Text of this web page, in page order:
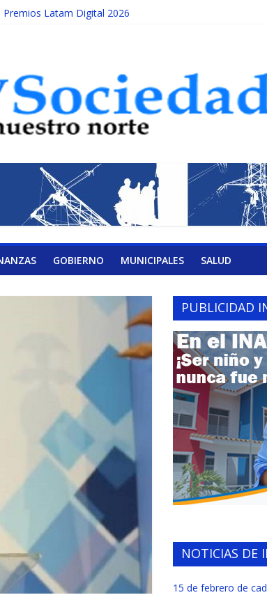
Latam Digital 2026
GOBIERNO MUNICIPALES SALUD
PUBLICIDAD
NOTICIAS DE
15 de febrero de